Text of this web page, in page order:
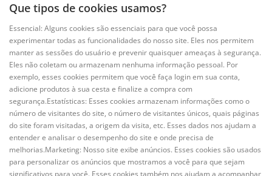
Que tipos de cookies usamos?
Essencial: Alguns cookies são essenciais para que você possa
experimentar todas as funcionalidades do nosso site. Eles nos permitem
manter as sessões do usuário e prevenir quaisquer ameaças à segurança.
Eles não coletam ou armazenam nenhuma informação pessoal. Por
exemplo, esses cookies permitem que você faça login em sua conta,
adicione produtos à sua cesta e finalize a compra com
segurança.Estatísticas: Esses cookies armazenam informações como o
número de visitantes do site, o número de visitantes únicos, quais páginas
do site foram visitadas, a origem da visita, etc. Esses dados nos ajudam a
entender e analisar o desempenho do site e onde precisa de
melhorias.Marketing: Nosso site exibe anúncios. Esses cookies são usados ​​
para personalizar os anúncios que mostramos a você para que sejam
significativos para você. Esses cookies também nos ajudam a acompanhar